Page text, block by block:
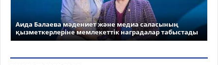
Аида Балаева мәдениет және медиа саласының
қызметкерлеріне мемлекеттік наградалар табыстады